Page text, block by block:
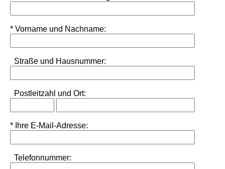
* Vorname und Nachname:
Straße und Hausnummer:
Postleitzahl undOrt:
* Ihre E-Mail-Adresse:
Telefonnummer: